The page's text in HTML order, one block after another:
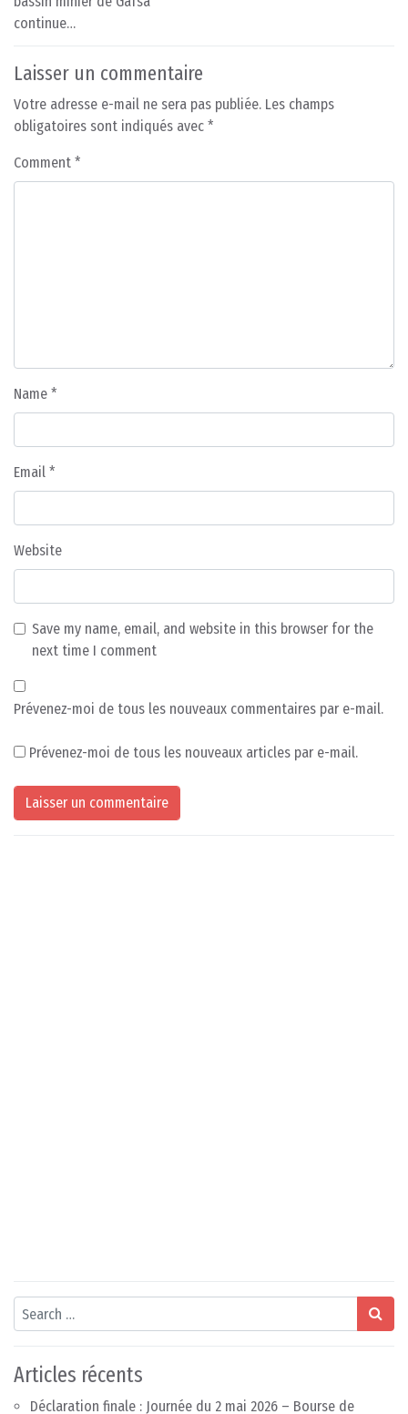
continue…
Laisser un commentaire
Votre adresse e-mail ne sera pas publiée. Les champs
obligatoires sont indiqués avec *
Comment *
Name *
Email *
Website
Save my name, email, and website in this browser for the
next time I comment
Prévenez-moi de tous les nouveaux commentaires par e-mail.
Prévenez-moi de tous les nouveaux articles par e-mail.
Search
Articles récents
Déclaration finale : Journée du 2 mai 2026 – Bourse de